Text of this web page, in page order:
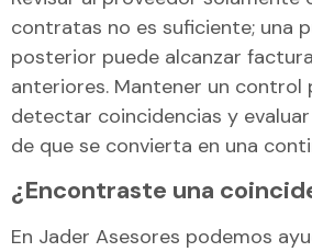
contratas no es suficiente; una
posterior puede alcanzar
anteriores. Mantener un
detectar coincidencias y
de que se convierta en una
¿Encontraste una
En Jader Asesores podemos